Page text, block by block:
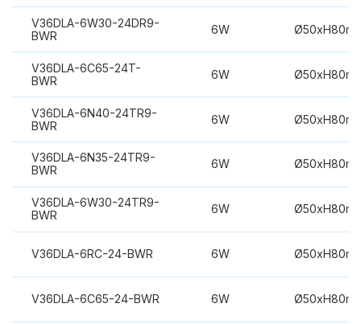
V36DLA-6W30-24DR9-
BWR
6W
V36DLA-6C65-24T-
BWR
6W
V36DLA-6N40-24TR9-
BWR
6W
V36DLA-6N35-24TR9-
BWR
6W
V36DLA-6W30-24TR9-
BWR
6W
V36DLA-6RC-24-BWR 6W
V36DLA-6C65-24-BWR 6W